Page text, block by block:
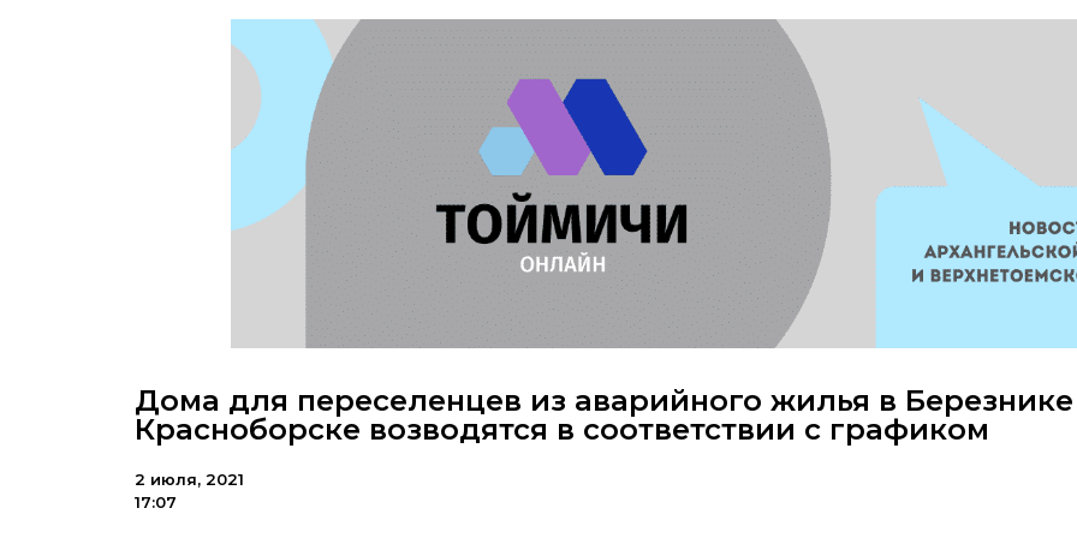
Дома для переселенцев из аварийного жилья в
Красноборске возводятся в соответствии с графиком
2 июля, 2021
17:07